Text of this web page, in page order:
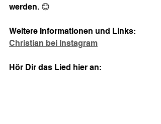
werden. 😊
Weitere Informationen und Links:
Christian bei Instagram
Hör Dir das Lied hier an: